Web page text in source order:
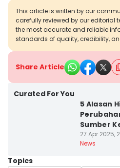
This article is written by our
carefully reviewed by our editorial
the most accurate and reliable
standards of quality, credibility,
Share Article
Curated For You
5 Alasan
Sumber
27 Apr 2025,
News
Topics